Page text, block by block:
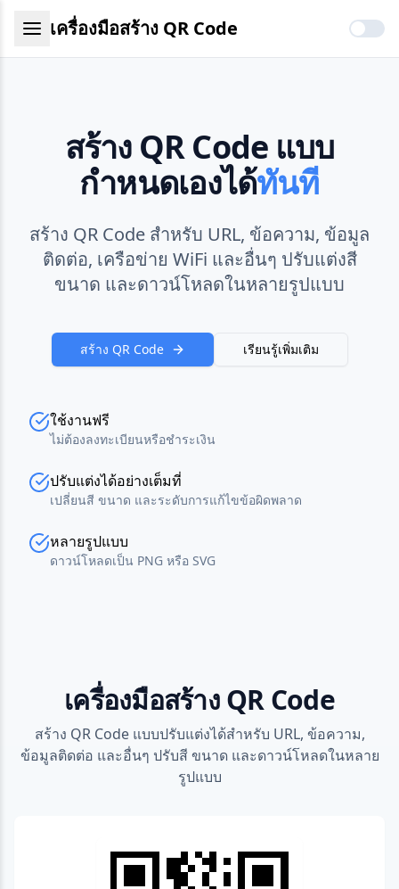
เครื่องมือสร้าง QR Code
สร้าง QR Code แบบ
กำหนดเองได้ทันที
สร้าง QR Code สำหรับ URL, ข้อความ, ข้อมูล
ติดต่อ, เครือข่าย WiFi และอื่นๆ ปรับแต่งสี
ขนาด และดาวน์โหลดในหลายรูปแบบ
สร้าง QR Code เรียนรู้เพิ่มเติม
ใช้งานฟรี
ไม่ต้องลงทะเบียนหรือชำระเงิน
ปรับแต่งได้อย่างเต็มที่
เปลี่ยนสี ขนาด และระดับการแก้ไขข้อผิดพลาด
หลายรูปแบบ
ดาวน์โหลดเป็น PNG หรือ SVG
เครื่องมือสร้าง QR Code
สร้าง QR Code แบบปรับแต่งได้สำหรับ URL, ข้อความ,
ข้อมูลติดต่อ และอื่นๆ ปรับสี ขนาด และดาวน์โหลดในหลาย
รูปแบบ